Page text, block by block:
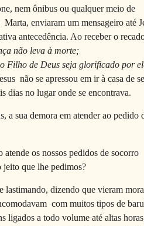
nem ônibus ou qualquer meio de
enviaram um mensageiro até
antecedência. Ao receber o
não leva à morte;
Filho de Deus seja glorificado por
não se apressou em ir à casa de
dias no lugar onde se encontrava.
a sua demora em atender ao pedido
atende os nossos pedidos de socorro
jeito que lhe pedimos?
lastimando, dizendo que vieram
com muitos tipos de
ligados a todo volume até altas